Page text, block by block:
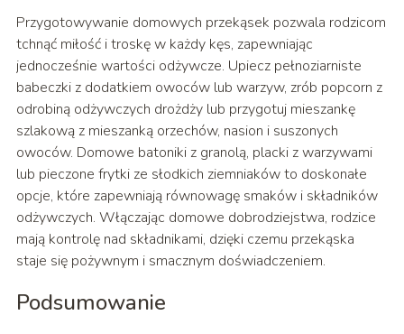
Przygotowywanie domowych przekąsek pozwala rodzicom
tchnąć miłość i troskę w każdy kęs, zapewniając
jednocześnie wartości odżywcze. Upiecz pełnoziarniste
babeczki z dodatkiem owoców lub warzyw, zrób popcorn z
odrobiną odżywczych drożdży lub przygotuj mieszankę
szlakową z mieszanką orzechów, nasion i suszonych
owoców. Domowe batoniki z granolą, placki z warzywami
lub pieczone frytki ze słodkich ziemniaków to doskonałe
opcje, które zapewniają równowagę smaków i składników
odżywczych. Włączając domowe dobrodziejstwa, rodzice
mają kontrolę nad składnikami, dzięki czemu przekąska
staje się pożywnym i smacznym doświadczeniem.
Podsumowanie